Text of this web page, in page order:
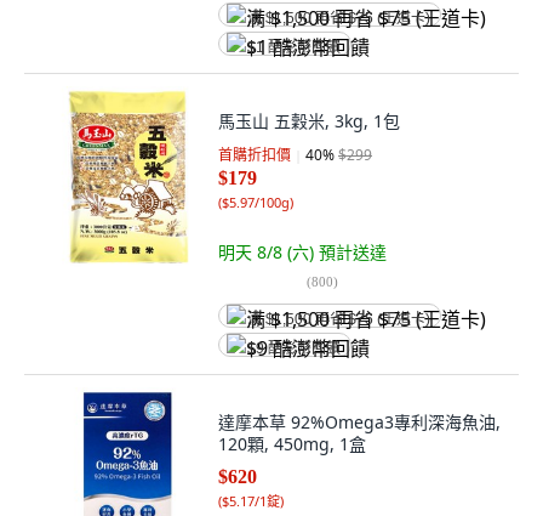
满 $1,500 再省 $75 (王道卡)
$1 酷澎幣回饋
馬玉山 五穀米, 3kg, 1包
首購折扣價 40%$299
$179
($5.97/100g)
明天 8/8 (六) 預計送達
(800)
满 $1,500 再省 $75 (王道卡)
$9 酷澎幣回饋
達摩本草 92%Omega3專利深海魚油,
120顆, 450mg, 1盒
$620
($5.17/1錠)